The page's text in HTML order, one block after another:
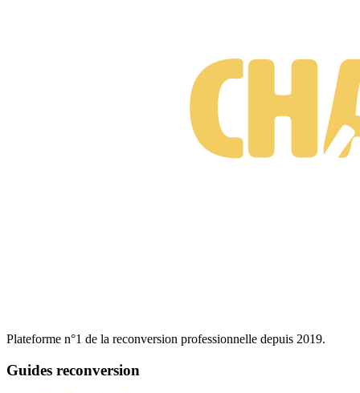
Plateforme n°1 de la reconversion professionnelle depuis 2019.
Guides reconversion